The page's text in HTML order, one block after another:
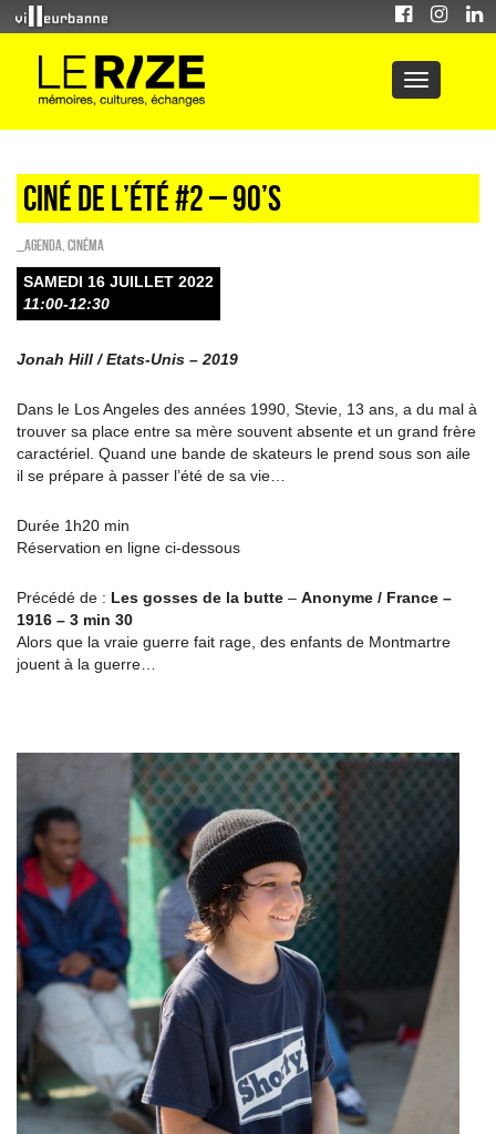
Ciné de l’été #2 – 90’S
_Agenda Cinéma
SAMEDI 16 JUILLET 2022
11:00-12:30
Jonah Hill / Etats-Unis – 2019
Dans le Los Angeles des années 1990, Stevie, 13 ans, a du mal à
trouver sa place entre sa mère souvent absente et un grand frère
caractériel. Quand une bande de skateurs le prend sous son aile
il se prépare à passer l’été de sa vie…
Durée 1h20 min
Réservation en ligne ci-dessous
Précédé de : Les gosses de la butte – Anonyme / France –
1916 – 3 min 30
Alors que la vraie guerre fait rage, des enfants de Montmartre
jouent à la guerre…